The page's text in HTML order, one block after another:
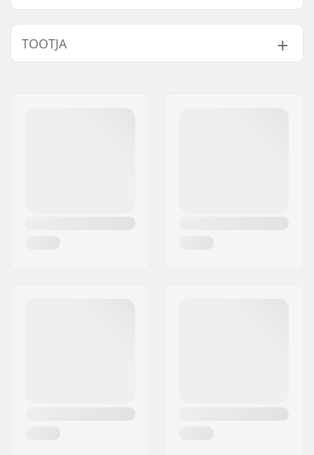
Telgede läbimõõt: 6mm
TOOTJA